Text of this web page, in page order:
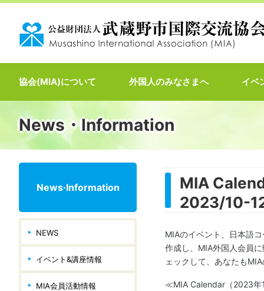
協会(MIA)について 外国人のみなさまへ イベ
News・Information
News·Information
NEWS
イベント&講座情報
MIA会員活動情報
MIA
2023/10-
MIAのイベント、日本語
作成し、MIA外国人会員
ェックして、あなたも
≪MIA Calendar（2023年